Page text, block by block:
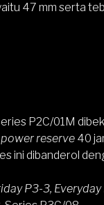
47 mm serta
P2C/01M
power reserve 40
ini dibanderol
P3-3, Everyday